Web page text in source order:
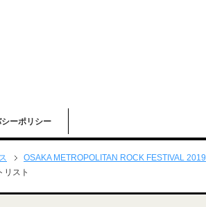
ーポリシー
OSAKA METROPOLITAN ROCK FESTIVAL 2019
リスト